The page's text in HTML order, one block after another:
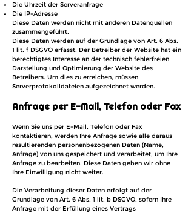
Die Uhrzeit der Serveranfrage
Die IP-Adresse
Diese Daten werden nicht mit anderen Datenquellen
zusammengeführt.
Diese Daten werden auf der Grundlage von Art. 6 Abs.
1 lit. f DSGVO erfasst. Der Betreiber der Website hat ein
berechtigtes Interesse an der technisch fehlerfreien
Darstellung und Optimierung der Website des
Betreibers. Um dies zu erreichen, müssen
Serverprotokolldateien aufgezeichnet werden.
Anfrage per E-Mail, Telefon oder Fax
Wenn Sie uns per E-Mail, Telefon oder Fax
kontaktieren, werden Ihre Anfrage sowie alle daraus
resultierenden personenbezogenen Daten (Name,
Anfrage) von uns gespeichert und verarbeitet, um Ihre
Anfrage zu bearbeiten. Diese Daten geben wir ohne
Ihre Einwilligung nicht weiter.
Die Verarbeitung dieser Daten erfolgt auf der
Grundlage von Art. 6 Abs. 1 lit. b DSGVO, sofern Ihre
Anfrage mit der Erfüllung eines Vertrags